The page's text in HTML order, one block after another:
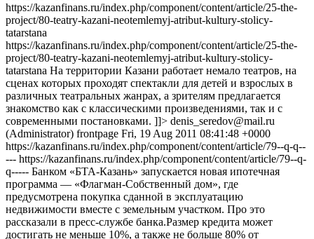
https://kazanfinans.ru/index.php/component/content/article/25-the-
project/80-teatry-kazani-neotemlemyj-atribut-kultury-stolicy-
tatarstana
https://kazanfinans.ru/index.php/component/content/article/25-the-
project/80-teatry-kazani-neotemlemyj-atribut-kultury-stolicy-
tatarstana На территории Казани работает немало театров, на
сценах которых проходят спектакли для детей и взрослых в
различных театральных жанрах, а зрителям предлагается
знакомство как с классическими произведениями, так и с
современными постановками. ]]> denis_seredov@mail.ru
(Administrator) frontpage Fri, 19 Aug 2011 08:41:48 +0000
https://kazanfinans.ru/index.php/component/content/article/79--q-q--
--- https://kazanfinans.ru/index.php/component/content/article/79--q-
q----- Банком «БТА-Казань» запускается новая ипотечная
программа — «Флагман-Собственный дом», где
предусмотрена покупка сданной в эксплуатацию
недвижимости вместе с земельным участком. Про это
рассказали в пресс-службе банка.Размер кредита может
достигать не меньше 10%, а также не больше 80% от